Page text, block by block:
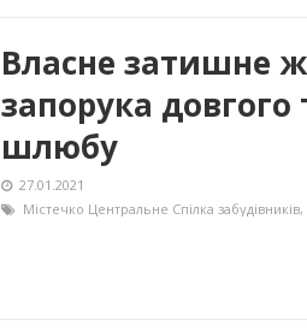
Власне затишне
запорука
шлюбу
27.01.2021
Містечко Центральне Спілка забудівників,